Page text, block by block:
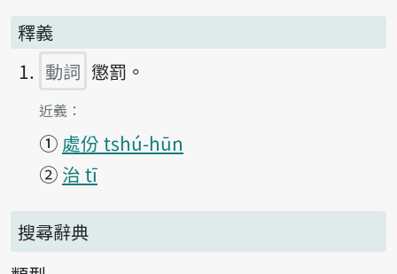
釋義
動詞 懲罰。
第1項釋義的
近義：
① 處份 tshú-hūn
② 治 tī
搜尋辭典